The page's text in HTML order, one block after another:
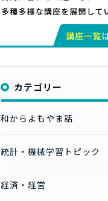
カテゴリー
和からよもやま話
統計・機械学習トピック
経済・経営